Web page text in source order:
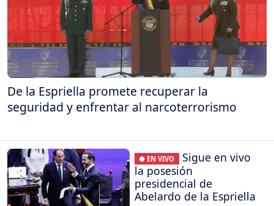
De la Espriella promete recuperar la
seguridad y enfrentar al narcoterrorismo
● EN VIVO
Sigue en vivo
la posesión
presidencial de
Abelardo de la Espriella